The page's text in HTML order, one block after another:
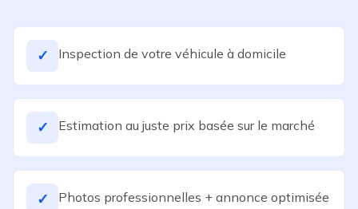
✓ Inspection de votre véhicule à domicile
✓ Estimation au juste prix basée sur le marché
✓ Photos professionnelles + annonce optimisée